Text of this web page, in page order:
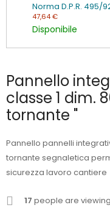
Norma D.P.R. 495/
47,64 €
Disponibile
Pannello
classe 1 dim.
tornante "
Pannello pannelli
tornante segnaletica
sicurezza lavoro cantiere
17 people are